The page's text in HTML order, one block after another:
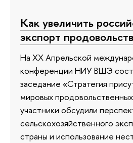
Как увеличить
экспорт
На XX Апрельской
конференции НИУ ВШЭ
заседание «Стратегия
мировых
участники обсудили
сельскохозяйственного
страны и использование